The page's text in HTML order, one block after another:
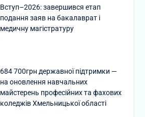
Вступ–2026: завершився етап
подання заяв на бакалаврат і
медичну магістратуру
684 700грн державної підтримки —
на оновлення навчальних
майстерень професійних та фахових
коледжів Хмельницької області